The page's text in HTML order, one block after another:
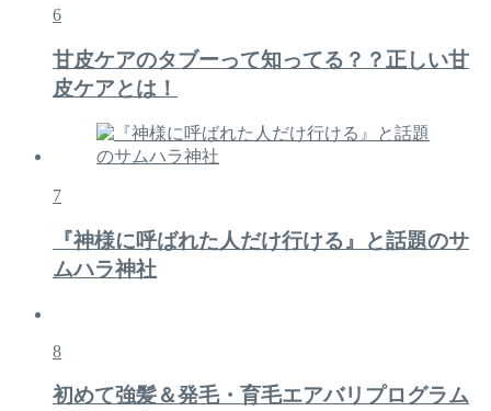
6
甘皮ケアのタブーって知ってる？？正しい甘
皮ケアとは！
7
『神様に呼ばれた人だけ行ける』と話題のサ
ムハラ神社
8
初めて強髪＆発毛・育毛エアバリプログラム